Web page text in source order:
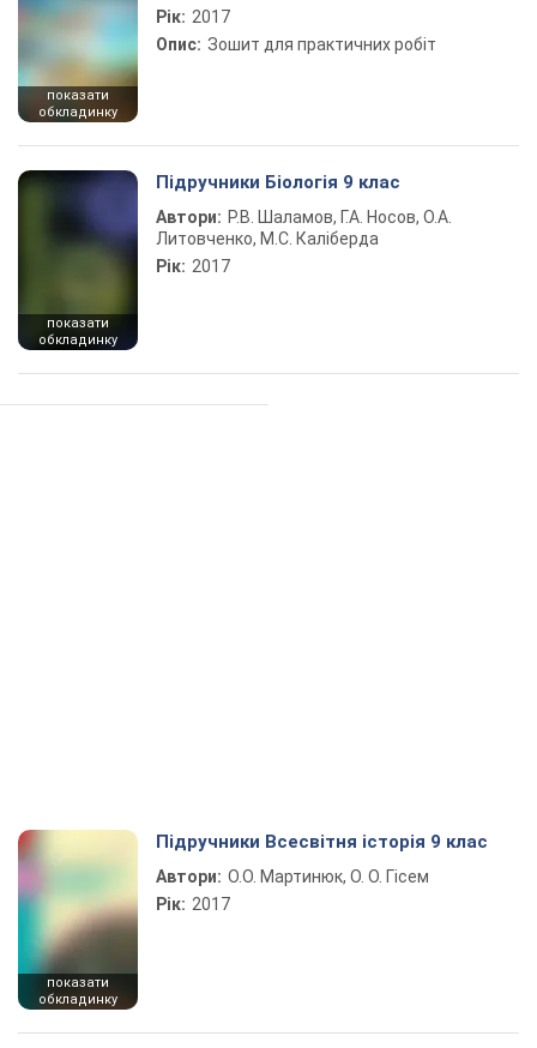
показати
обкладинку
Рік: 2017
Опис: Зошит для практичних робіт
показати
обкладинку
Підручники Біологія 9 клас
Автори: Р.В. Шаламов, Г.А. Носов, О.А.
Литовченко, М.С. Каліберда
Рік: 2017
показати
обкладинку
Підручники Всесвітня історія 9 клас
Автори: О.О. Мартинюк, О. О. Гісем
Рік: 2017